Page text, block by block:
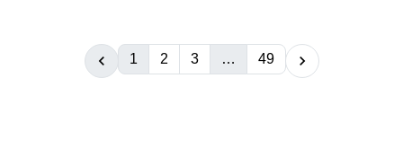
 1 2 3 … 49 